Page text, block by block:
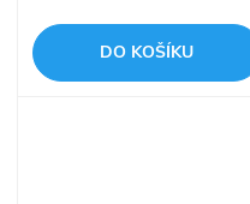
DO KOŠÍKU